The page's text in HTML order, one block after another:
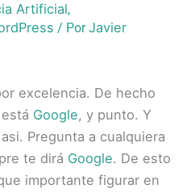
Artificial,
/ PorJavier
excelencia. De hecho
Google, y punto. Y
Pregunta a cualquiera
te dirá Google. De esto
importante figurar en